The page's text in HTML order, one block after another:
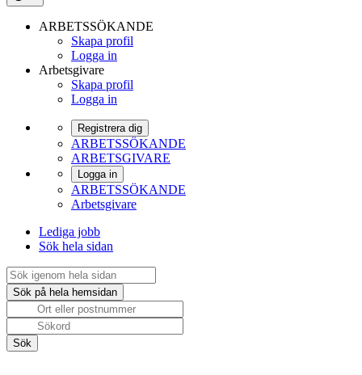
ARBETSSÖKANDE
Skapa profil
Logga in
Arbetsgivare
Skapa profil
Logga in
Registrera dig
ARBETSSÖKANDE
ARBETSGIVARE
Logga in
ARBETSSÖKANDE
Arbetsgivare
Lediga jobb
Sök hela sidan